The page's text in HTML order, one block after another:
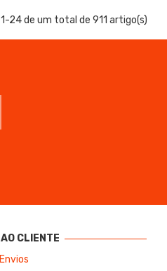
24 de um total de 911 artigo(s)
CLIENTE